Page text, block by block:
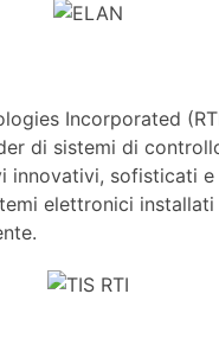
Incorporated
di sistemi di
innovativi, sofisticati e
elettronici installati